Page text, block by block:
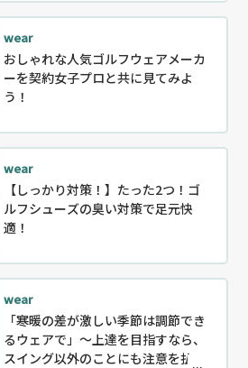
wear
おしゃれな人気ゴルフウェアメーカ
ーを契約女子プロと共に見てみよ
う！
wear
【しっかり対策！】たった2つ！ゴ
ルフシューズの臭い対策で足元快
適！
wear
「寒暖の差が激しい季節は調節でき
るウェアで」～上達を目指すなら、
スイング以外のことにも注意を払お